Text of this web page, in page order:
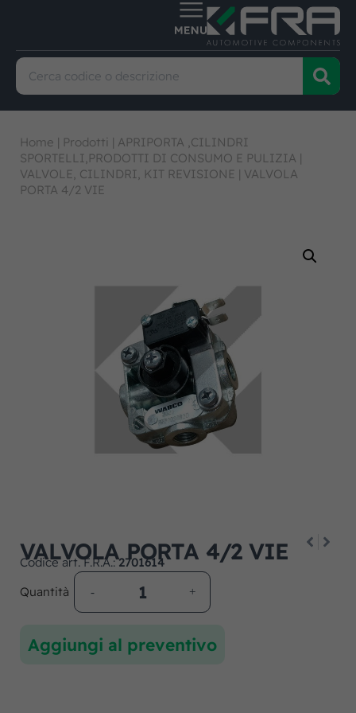
Home | Prodotti | APRIPORTA ,CILINDRI
SPORTELLI,PRODOTTI DI CONSUMO E PULIZIA |
VALVOLE, CILINDRI, KIT REVISIONE | VALVOLA
PORTA 4/2 VIE
VALVOLA PORTA 4/2 VIE
Codice art. F.R.A.:2701614
Quantità
Aggiungi al preventivo